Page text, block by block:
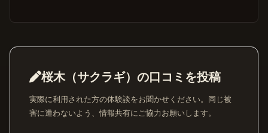
桜木（サクラギ）の口コミを投稿
実際に利用された方の体験談をお聞かせください。同じ被
害に遭わないよう、情報共有にご協力お願いします。